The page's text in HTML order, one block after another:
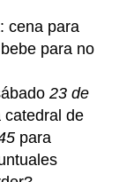
cena para
para no
23 de
catedral de
para